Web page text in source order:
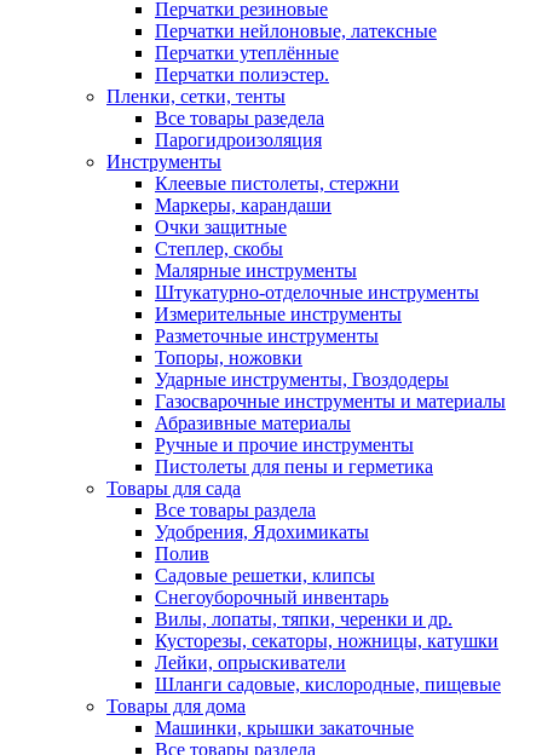
Перчатки резиновые
Перчатки нейлоновые, латексные
Перчатки утеплённые
Перчатки полиэстер.
Пленки, сетки, тенты
Все товары разедела
Парогидроизоляция
Инструменты
Клеевые пистолеты, стержни
Маркеры, карандаши
Очки защитные
Степлер, скобы
Малярные инструменты
Штукатурно-отделочные инструменты
Измерительные инструменты
Разметочные инструменты
Топоры, ножовки
Ударные инструменты, Гвоздодеры
Газосварочные инструменты и материалы
Абразивные материалы
Ручные и прочие инструменты
Пистолеты для пены и герметика
Товары для сада
Все товары раздела
Удобрения, Ядохимикаты
Полив
Садовые решетки, клипсы
Снегоуборочный инвентарь
Вилы, лопаты, тяпки, черенки и др.
Кусторезы, секаторы, ножницы, катушки
Лейки, опрыскиватели
Шланги садовые, кислородные, пищевые
Товары для дома
Машинки, крышки закаточные
Все товары раздела